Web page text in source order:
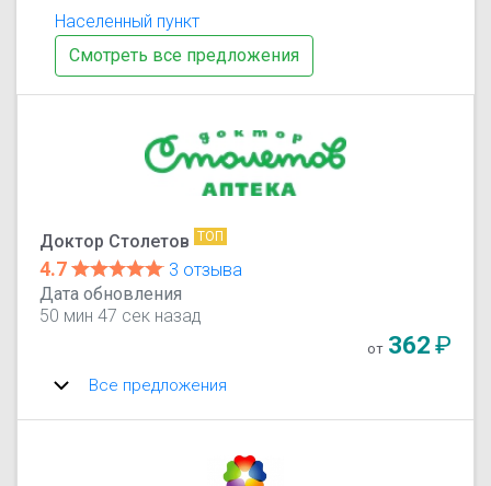
Населенный пункт
Смотреть все предложения
Доктор Столетов ТОП
4.7
3 отзыва
Дата обновления
50 мин 47 сек назад
от 362₽
Все предложения